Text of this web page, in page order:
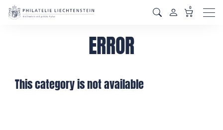
0
ERROR
This category is not available